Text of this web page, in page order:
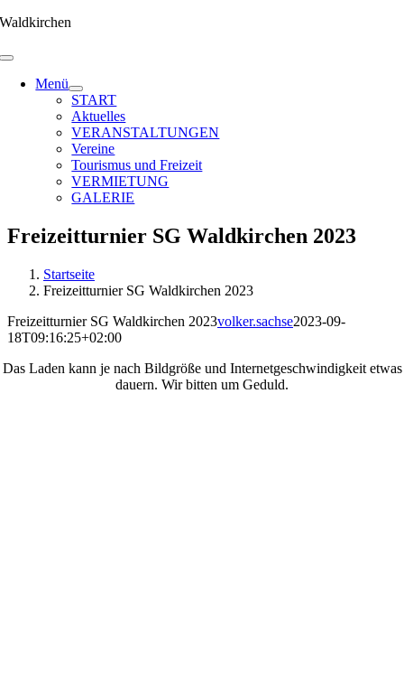
Zum
springen
Waldkirchen
Menü
START
Aktuelles
VERANSTALTUNGEN
Vereine
Tourismus und Freizeit
VERMIETUNG
GALERIE
Freizeitturnier SG Waldkirchen 2023
Startseite
Freizeitturnier SG Waldkirchen 2023
Freizeitturnier SG Waldkirchen 2023volker.sachse2023-09-
18T09:16:25+02:00
Das Laden kann je nach Bildgröße und Internetgeschwindigkeit etwas
dauern. Wir bitten um Geduld.